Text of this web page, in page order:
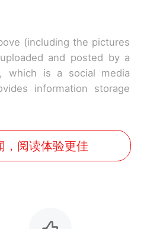
(including the pictures
and posted by a
which is a social media
information storage
，阅读体验更佳